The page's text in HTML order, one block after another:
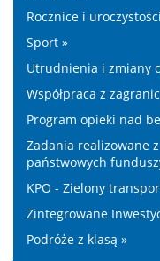
Rocznice i
Sport »
Utrudnienia i zmiany
Współpraca z
Program opieki nad
Zadania realizowane
państwowych
KPO - Zielony
Zintegrowane
Podróże z klasą »